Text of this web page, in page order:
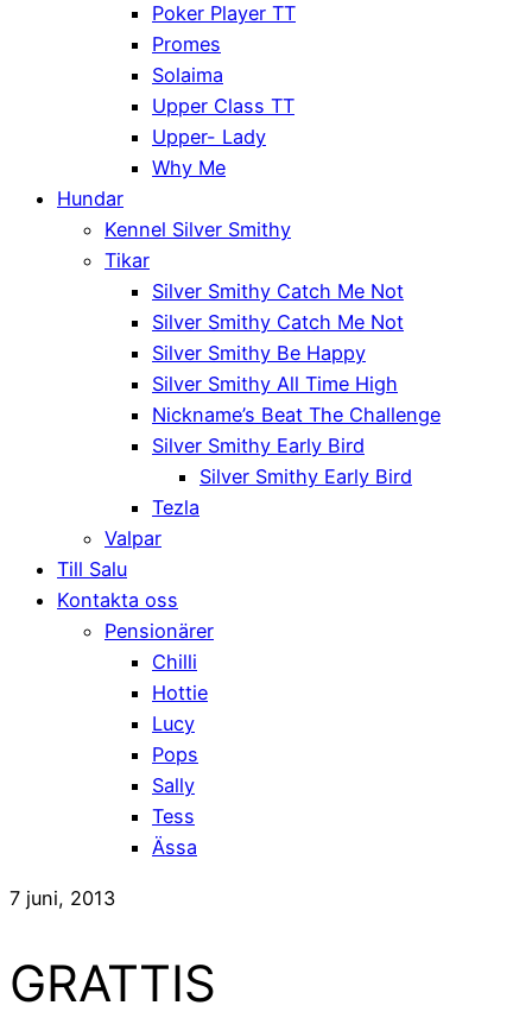
Poker Player TT
Promes
Solaima
Upper Class TT
Upper- Lady
Why Me
Hundar
Kennel Silver Smithy
Tikar
Silver Smithy Catch Me Not
Silver Smithy Catch Me Not
Silver Smithy Be Happy
Silver Smithy All Time High
Nickname’s Beat The Challenge
Silver Smithy Early Bird
Silver Smithy Early Bird
Tezla
Valpar
Till Salu
Kontakta oss
Pensionärer
Chilli
Hottie
Lucy
Pops
Sally
Tess
Ässa
7 juni, 2013
GRATTIS